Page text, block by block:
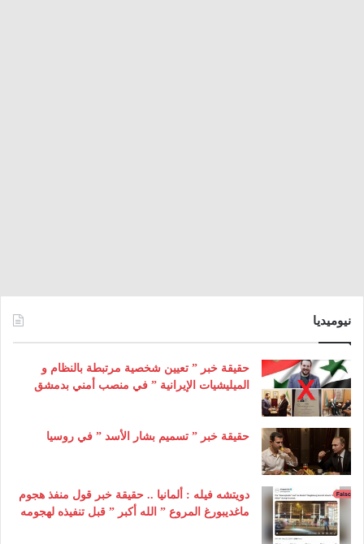
نيوميديا
حقيقة خبر ” تعيين شخصية مرتبطة بالنظام و
الميليشيات الإيرانية ” في منصب أمني بدمشق
حقيقة خبر ” تسميم بشار الأسد ” في روسيا
دويتشه فيله : ألمانيا .. حقيقة خبر قول منفذ هجوم
ماغديبورغ المروع ” الله أكبر ” قبل تنفيذه لهجومه